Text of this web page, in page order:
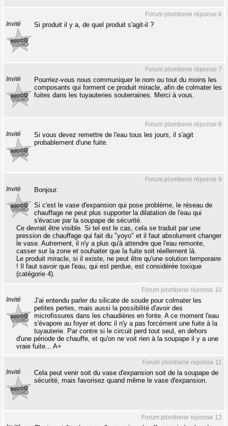
Forum plomberie réponse 6
Invité Si produit il y a, de quel produit s'agit-il ?
Forum plomberie réponse 7
Invité
Pourriez-vous nous communiquer le nom ou tout du moins les
composants qui forment ce produit miracle, afin de colmater les
fuites dans les tuyauteries souterraines. Merci à vous.
Forum plomberie réponse 8
Invité
Si vous devez remettre de l'eau tous les jours, il s'agit
probablement d'une fuite.
Forum plomberie réponse 9
Invité
Bonjour.
Si c'est le vase d'expansion qui pose problème, le réseau de
chauffage ne peut plus supporter la dilatation de l'eau qui
s'évacue par la soupape de sécurité.
Ce devrait être visible. Si tel est le cas, cela se traduit par une
pression de chauffage qui fait du "yoyo" et il faut absolument changer
le vase. Autrement, il n'y a plus qu'à attendre que l'eau remonte,
casser sur la zone et souhaiter que la fuite soit réellement là.
Le produit miracle, si il existe, ne peut être qu'une solution temporaire
! Il faut savoir que l'eau, qui est perdue, est considérée toxique
(catégorie 4).
Forum plomberie réponse 10
Invité
J'ai entendu parler du silicate de soude pour colmater les
petites pertes, mais aussi la possibilité d'avoir des
microfissures dans les chaudières en fonte. A ce moment l'eau
s'évapore au foyer et donc il n'y a pas forcément une fuite à la
tuyauterie. Par contre si le circuit perd tout seul, en dehors
d'une période de chauffe, et qu'on ne voit rien à la soupape il y a une
vraie fuite... A+
Forum plomberie réponse 11
Invité
Cela peut venir soit du vase d'expansion soit de la soupape de
sécurité, mais favorisez quand même le vase d'expansion.
Forum plomberie réponse 12